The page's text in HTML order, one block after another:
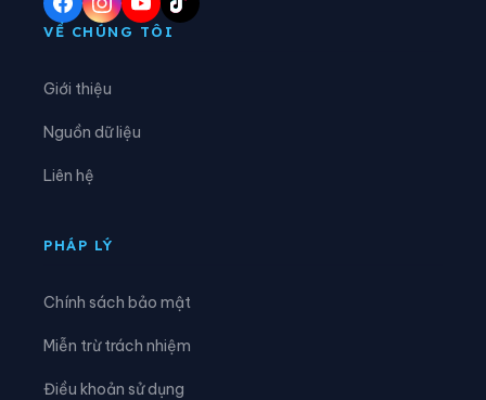
Xã Châu Thành
Xã Giang Thành
VỀ CHÚNG TÔI
Giới thiệu
Nguồn dữ liệu
Liên hệ
PHÁP LÝ
Chính sách bảo mật
Miễn trừ trách nhiệm
Điều khoản sử dụng